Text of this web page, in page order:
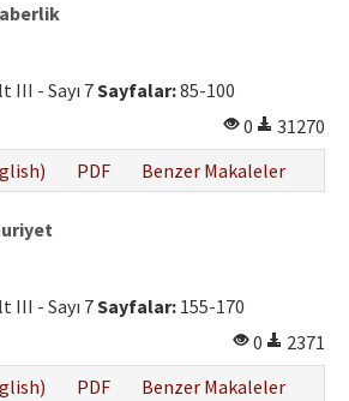
III - Sayı 7Sayfalar:85-100
0
31270
PDF Benzer Makaleler
III - Sayı 7Sayfalar: 155-170
0
2371
PDF Benzer Makaleler